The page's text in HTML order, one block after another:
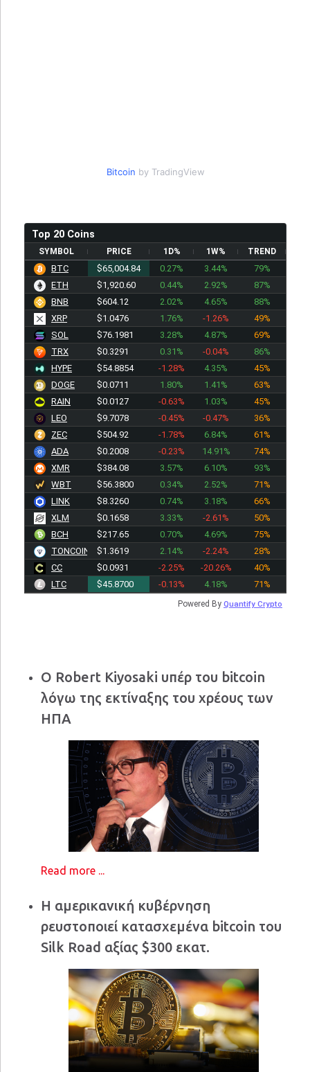
Bitcoin by TradingView
Top 20 Coins
SYMBOL PRICE 1D% 1W% TREND
BTC $65,004.84 0.27% 3.44%
79%
ETH
$1,920.60 0.44% 2.92%
87%
BNB
$604.12 2.02% 4.65%
88%
XRP
$1.0476 1.76% -1.26%
49%
SOL
$76.1981 3.28% 4.87%
69%
TRX
$0.3291 0.31% -0.04%
86%
HYPE
$54.8944 -1.28% 4.35%
45%
DOGE
$0.0711 1.80% 1.41%
63%
RAIN
$0.0127 -0.63% 1.03%
45%
LEO
$9.7078 -0.45% -0.47%
36%
ZEC
$504.92 -1.78% 6.84%
61%
ADA
$0.2008 -0.23% 14.91%
74%
XMR
$384.08 3.57% 6.10%
93%
WBT
$56.3800 0.34% 2.52%
71%
LINK
$8.3260 0.74% 3.18%
66%
XLM
$0.1658 3.33% -2.61%
50%
BCH
$217.65 0.70% 4.69%
75%
TONCOIN
$1.3619 2.14% -2.24%
28%
CC
$0.0931 -2.25% -20.26%
40%
LTC
$45.8700 -0.13% 4.18% 71%
Powered By Quantify Crypto
Ο Robert Kiyosaki υπέρ του bitcoin
λόγω της εκτίναξης του χρέους των
ΗΠΑ
Read more ...
Η αμερικανική κυβέρνηση
ρευστοποιεί κατασχεμένα bitcoin του
Silk Road αξίας $300 εκατ.